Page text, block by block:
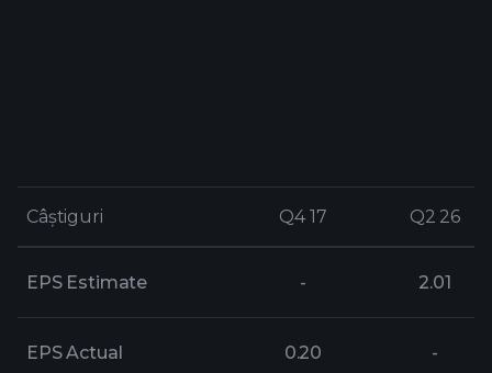
Câștiguri Q4 17 Q2 26
Câștiguri Q4 17 Q2 26
EPS Estimate - 2.01
EPS Actual 0.20 -